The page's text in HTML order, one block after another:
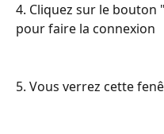
4. Cliquez sur le
pour faire la connexion
5. Vous verrez cette